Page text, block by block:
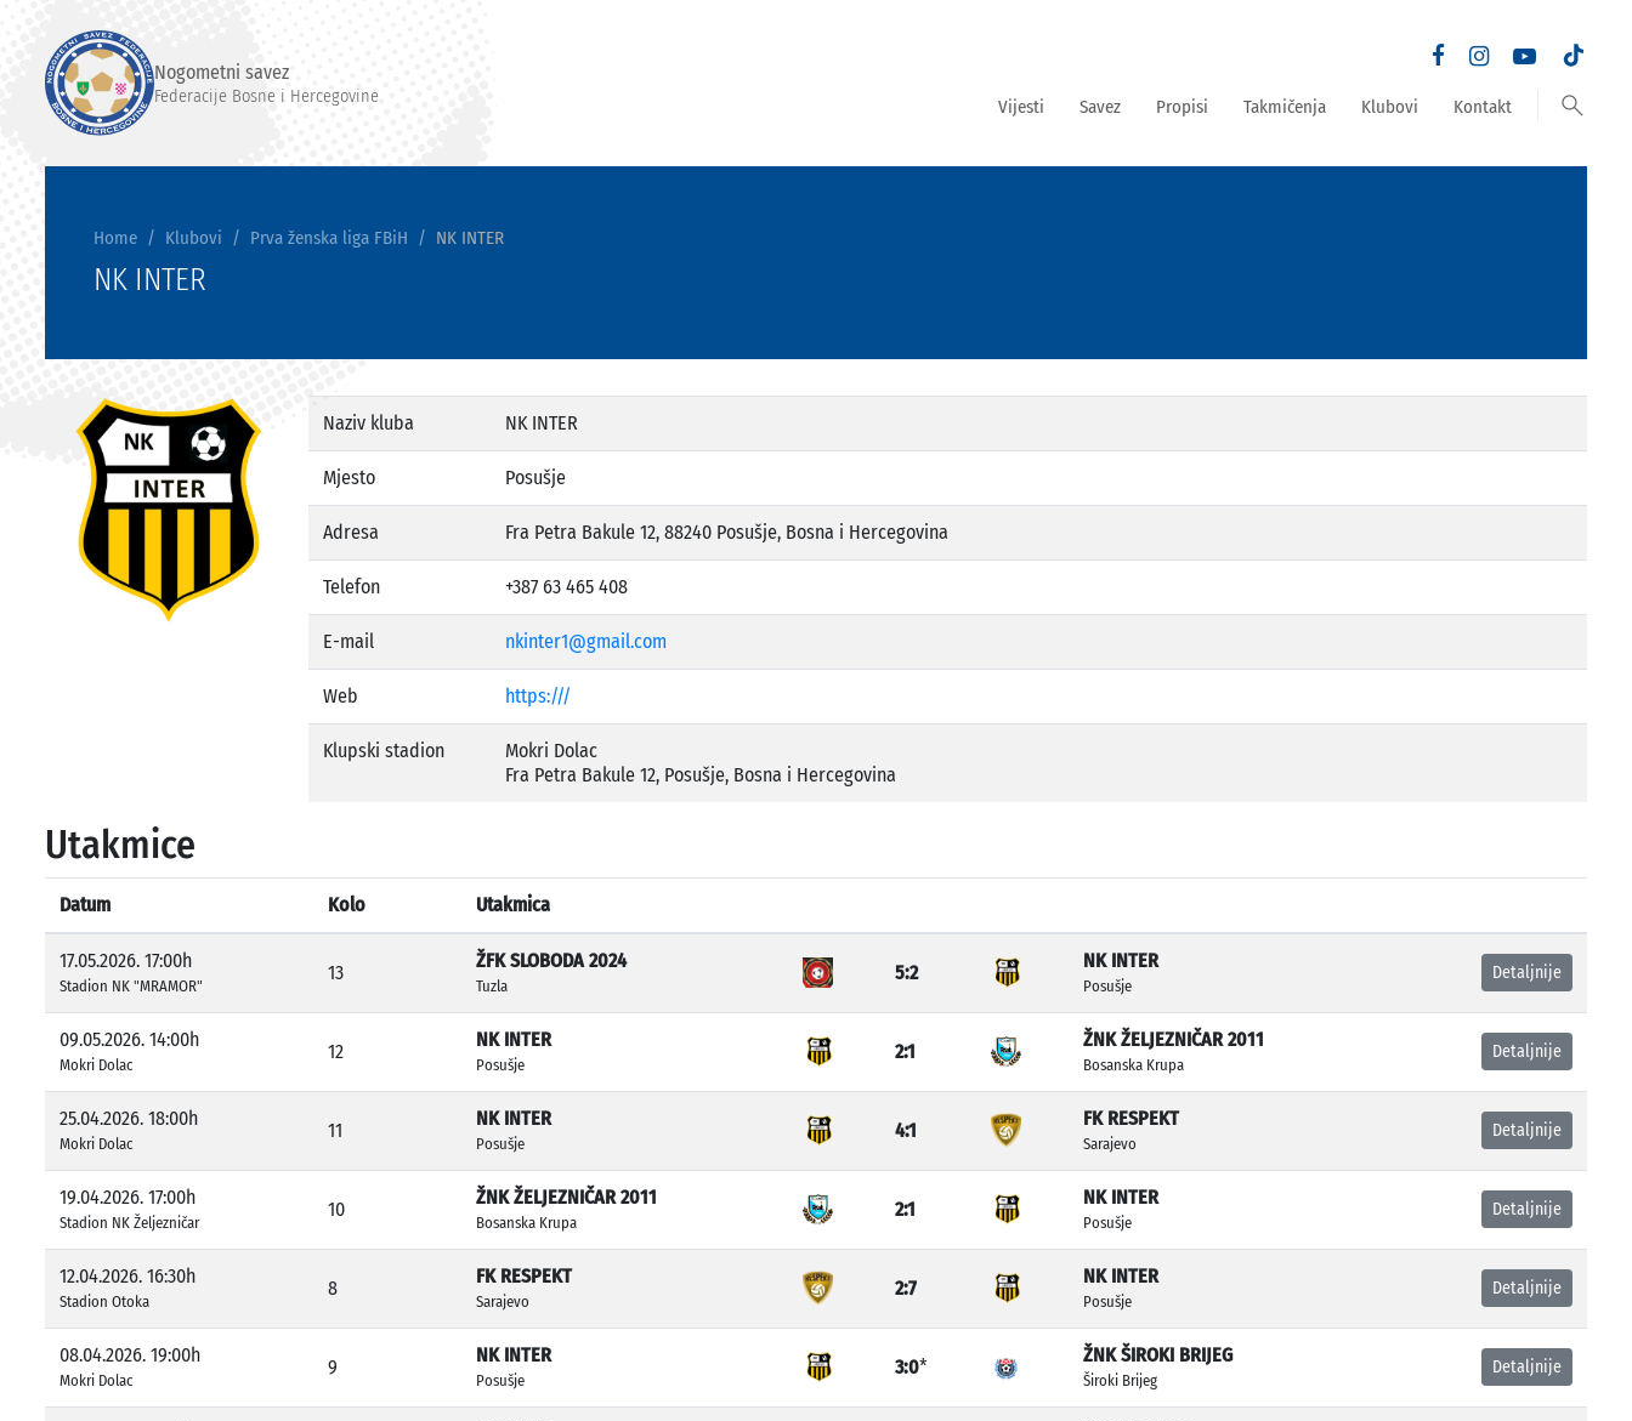
Nogometni savez
Federacije Bosne i Hercegovine Vijesti Savez Propisi Takmičenja Klubovi Kontakt search
Home Klubovi Prva ženska liga FBiH NK INTER
NK INTER
Naziv kluba NK INTER
Mjesto Posušje
Adresa Fra Petra Bakule 12, 88240 Posušje, Bosna i Hercegovina
Telefon +387 63 465 408
E-mail nkinter1@gmail.com
Web https:///
Klupski stadion
Mokri Dolac
Fra Petra Bakule 12, Posušje, Bosna i Hercegovina
Utakmice
Datum Kolo Utakmica
17.05.2026. 17:00h
Stadion NK "MRAMOR"
13
ŽFK SLOBODA 2024
Tuzla
5:2
NK INTER
Posušje
Detaljnije
09.05.2026. 14:00h
Mokri Dolac
12
NK INTER
Posušje
2:1
ŽNK ŽELJEZNIČAR 2011
Bosanska Krupa
Detaljnije
25.04.2026. 18:00h
Mokri Dolac
11
NK INTER
Posušje
4:1
FK RESPEKT
Sarajevo
Detaljnije
19.04.2026. 17:00h
Stadion NK Željezničar
10
ŽNK ŽELJEZNIČAR 2011
Bosanska Krupa
2:1
NK INTER
Posušje
Detaljnije
12.04.2026. 16:30h
Stadion Otoka
8
FK RESPEKT
Sarajevo
2:7
NK INTER
Posušje
Detaljnije
08.04.2026. 19:00h
Mokri Dolac
9
NK INTER
Posušje
3:0*
ŽNK ŠIROKI BRIJEG
Široki Brijeg
Detaljnije